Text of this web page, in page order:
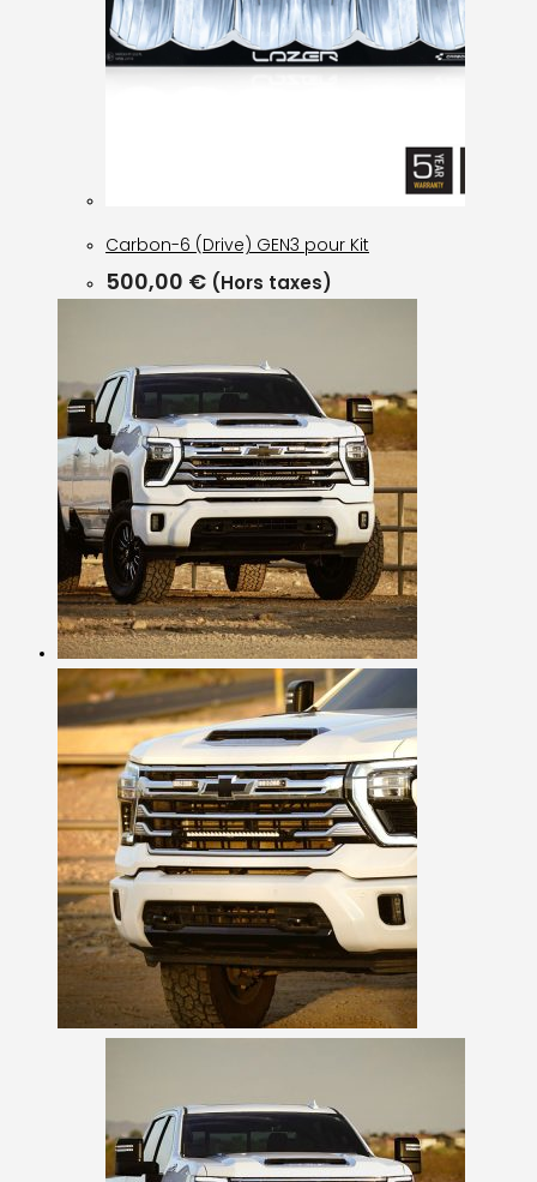
Carbon-6 (Drive) GEN3 pour Kit
500,00 € (Hors taxes)